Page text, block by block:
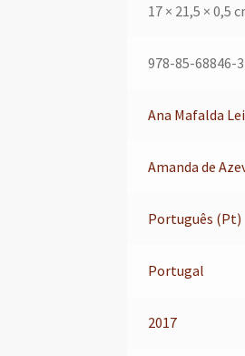
17 × 21,5 × 0,5
978-85-68846-
Ana Mafalda
Amanda de
Português (Pt)
Portugal
2017